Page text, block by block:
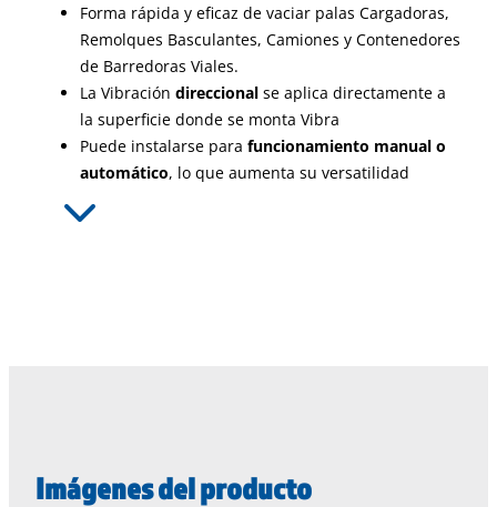
Forma rápida y eficaz de vaciar palas Cargadoras,
Remolques Basculantes, Camiones y Contenedores
de Barredoras Viales.
La Vibración direccional se aplica directamente a
la superficie donde se monta Vibra
Puede instalarse para funcionamiento manual o
automático, lo que aumenta su versatilidad
Imágenes del producto